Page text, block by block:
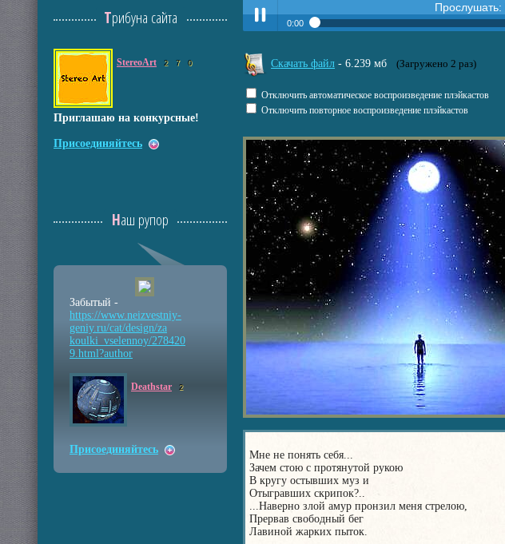
Play /
pause
Прослушать:
0:00
Скачать файл - 6.239 мб (Загружено 2 раз)
Отключить автоматическое воспроизведение плэйкастов
Отключить повторное воспроизведение плэйкастов
Мне не понять себя...
Зачем стою с протянутой рукою
В кругу остывших муз и
Отыгравших скрипок?..
...Наверно злой амур пронзил меня стрелою,
Прервав свободный бег
Лавиной жарких пыток.
Трибуна сайта
StereoArt 2 7 0
Приглашаю на конкурсные!
Присоединяйтесь
Наш рупор
Забытый -
https://www.neizvestniy-
geniy.ru/cat/design/za
koulki_vselennoy/278420
9.html?author
Deathstar 2
Присоединяйтесь